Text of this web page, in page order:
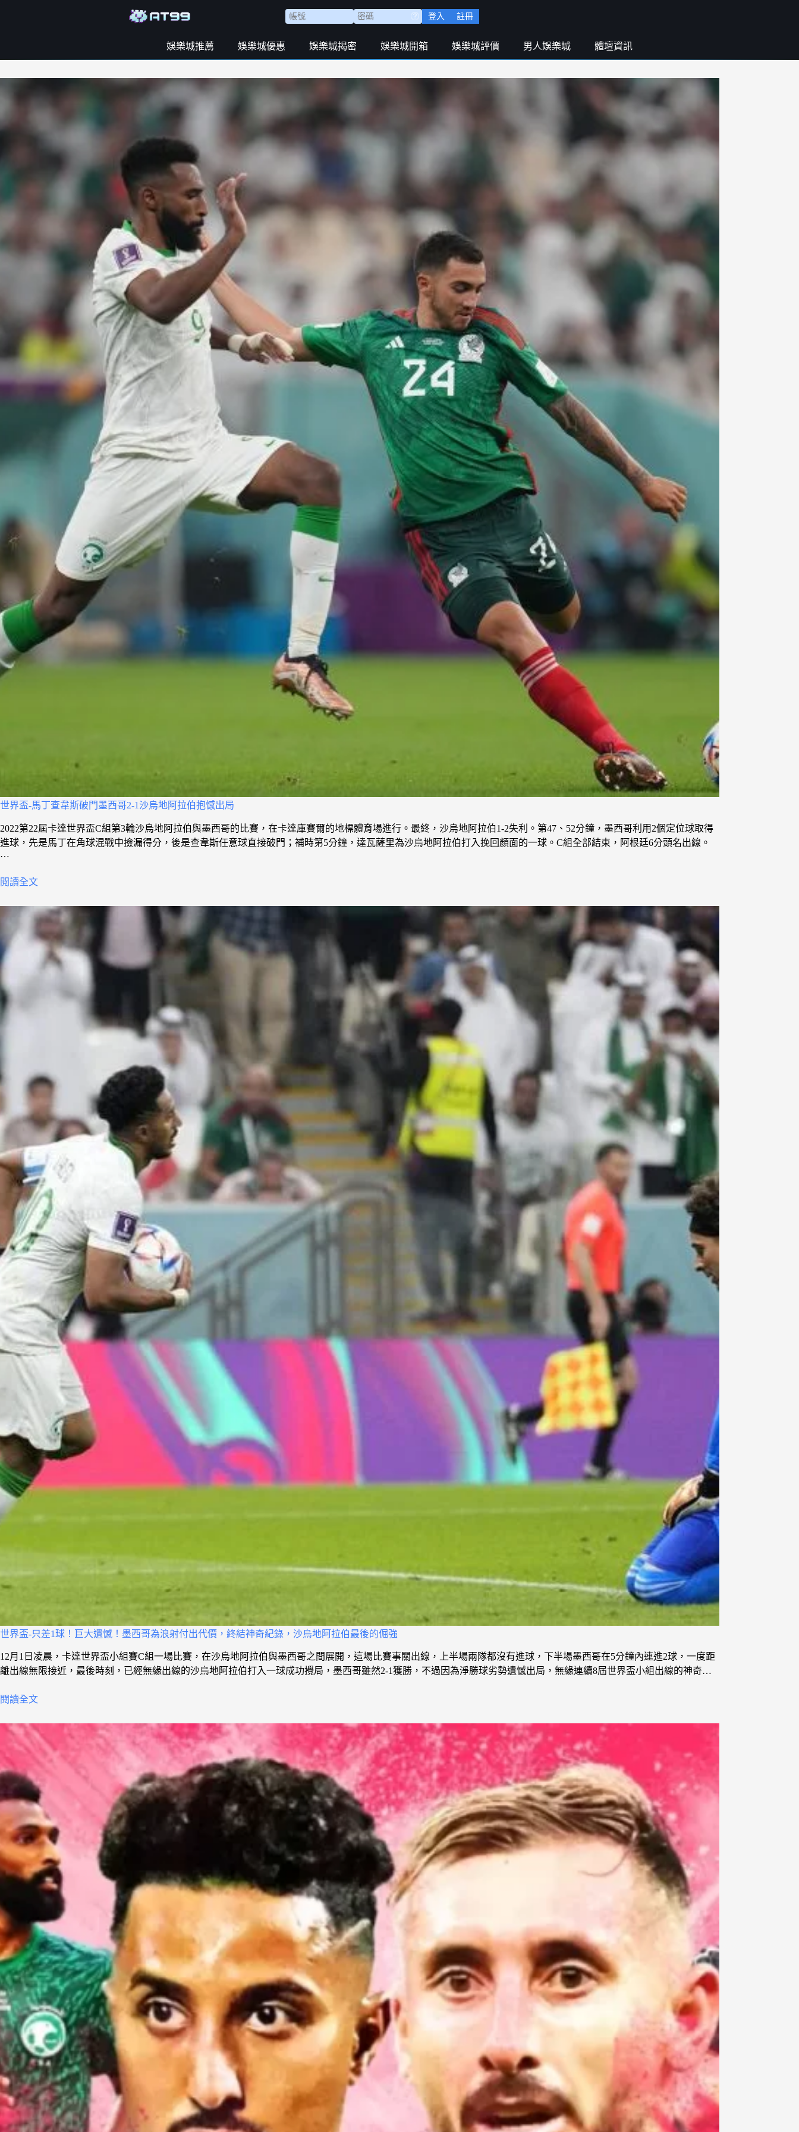
登入 註冊
娛樂城推薦 娛樂城優惠 娛樂城揭密 娛樂城開箱 娛樂城評價 男人娛樂城 體壇資訊
世界盃-馬丁查韋斯破門墨西哥2-1沙烏地阿拉伯抱憾出局
2022第22屆卡達世界盃C組第3輪沙烏地阿拉伯與墨西哥的比賽，在卡達庫賽爾的地標體育場進行。最終，沙烏地阿拉伯1-2失利。第47、52分鐘，墨西哥利用2個定位球取得
進球，先是馬丁在角球混戰中撿漏得分，後是查韋斯任意球直接破門；補時第5分鐘，達瓦薩里為沙烏地阿拉伯打入挽回顏面的一球。C組全部結束，阿根廷6分頭名出線。
…
閱讀全文
世界盃-只差1球！巨大遺憾！墨西哥為浪射付出代價，終結神奇紀錄，沙烏地阿拉伯最後的倔強
12月1日凌晨，卡達世界盃小組賽C組一場比賽，在沙烏地阿拉伯與墨西哥之間展開，這場比賽事關出線，上半場兩隊都沒有進球，下半場墨西哥在5分鐘內連進2球，一度距
離出線無限接近，最後時刻，已經無緣出線的沙烏地阿拉伯打入一球成功攪局，墨西哥雖然2-1獲勝，不過因為淨勝球劣勢遺憾出局，無緣連續8屆世界盃小組出線的神奇…
閱讀全文